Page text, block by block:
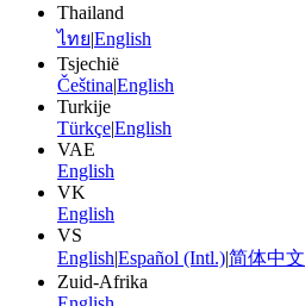
Thailand
ไทย|English
Tsjechië
Čeština|English
Turkije
Türkçe|English
VAE
English
VK
English
VS
English|Español (Intl.)|简体中文
Zuid-Afrika